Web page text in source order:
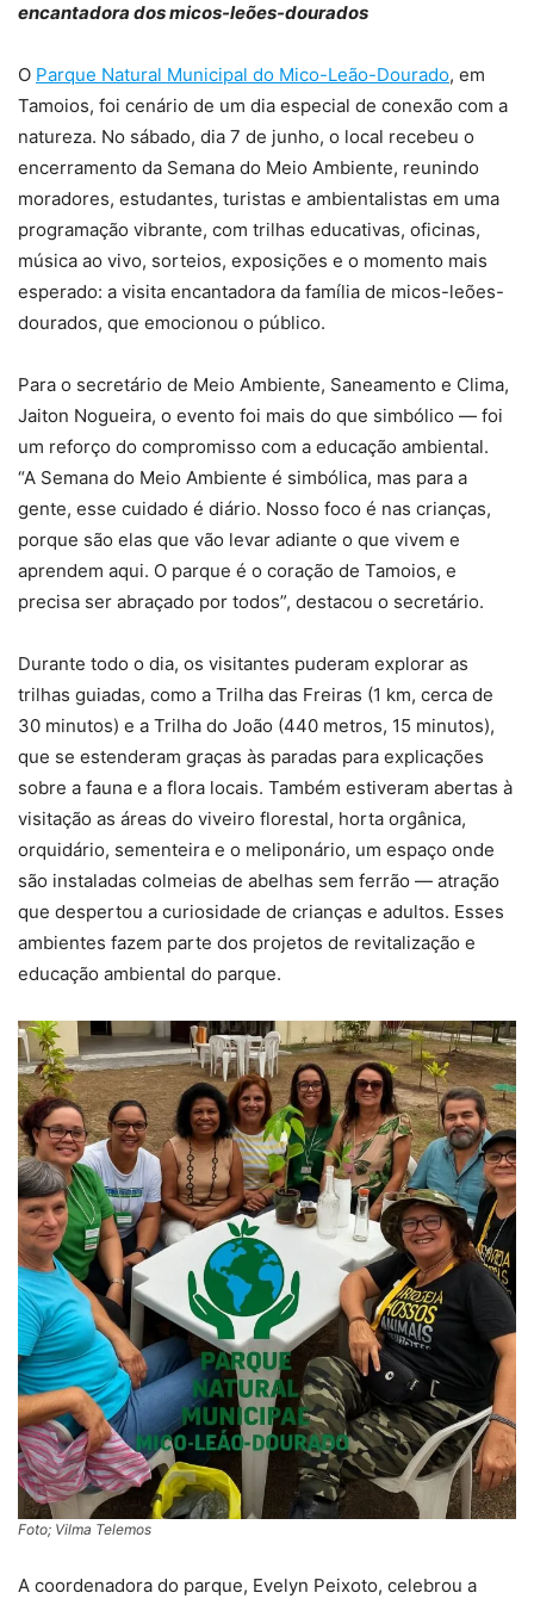
encantadora dos micos-leões-dourados
O Parque Natural Municipal do Mico-Leão-Dourado, em
Tamoios, foi cenário de um dia especial de conexão com a
natureza. No sábado, dia 7 de junho, o local recebeu o
encerramento da Semana do Meio Ambiente, reunindo
moradores, estudantes, turistas e ambientalistas em uma
programação vibrante, com trilhas educativas, oficinas,
música ao vivo, sorteios, exposições e o momento mais
esperado: a visita encantadora da família de micos-leões-
dourados, que emocionou o público.
Para o secretário de Meio Ambiente, Saneamento e Clima,
Jaiton Nogueira, o evento foi mais do que simbólico — foi
um reforço do compromisso com a educação ambiental.
“A Semana do Meio Ambiente é simbólica, mas para a
gente, esse cuidado é diário. Nosso foco é nas crianças,
porque são elas que vão levar adiante o que vivem e
aprendem aqui. O parque é o coração de Tamoios, e
precisa ser abraçado por todos”, destacou o secretário.
Durante todo o dia, os visitantes puderam explorar as
trilhas guiadas, como a Trilha das Freiras (1 km, cerca de
30 minutos) e a Trilha do João (440 metros, 15 minutos),
que se estenderam graças às paradas para explicações
sobre a fauna e a flora locais. Também estiveram abertas à
visitação as áreas do viveiro florestal, horta orgânica,
orquidário, sementeira e o meliponário, um espaço onde
são instaladas colmeias de abelhas sem ferrão — atração
que despertou a curiosidade de crianças e adultos. Esses
ambientes fazem parte dos projetos de revitalização e
educação ambiental do parque.
Foto; Vilma Telemos
A coordenadora do parque, Evelyn Peixoto, celebrou a